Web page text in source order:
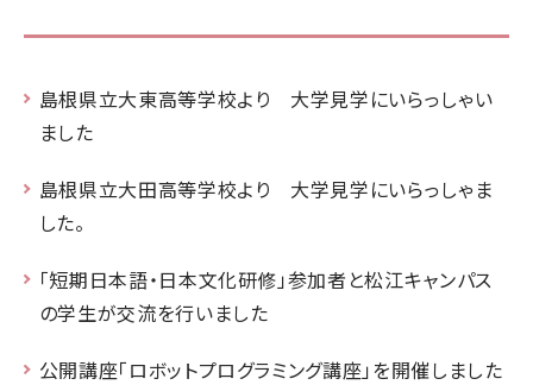
島根県立大東高等学校より 大学見学にいらっしゃい
ました
島根県立大田高等学校より 大学見学にいらっしゃま
した。
「短期日本語・日本文化研修」参加者と松江キャンパス
の学生が交流を行いました
公開講座「ロボットプログラミング講座」を開催しました